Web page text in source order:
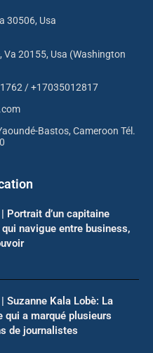
30506, Usa
Va 20155, Usa (Washington
/ +17035012817
Bastos, Cameroon Tél.
Portrait d’un capitaine
qui navigue entre business,
Suzanne Kala Lobè: La
qui a marqué plusieurs
de journalistes